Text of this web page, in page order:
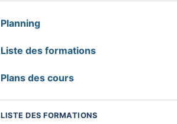
GLOBAL
Planning
Liste des formations
Plans des cours
LISTE DES FORMATIONS